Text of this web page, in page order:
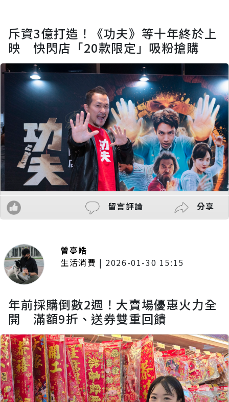
斥資3億打造！《功夫》等十年終於上
映 快閃店「20款限定」吸粉搶購
留言評論 分享
曾亭皓
生活消費 | 2026-01-30 15:15
年前採購倒數2週！大賣場優惠火力全
開 滿額9折、送券雙重回饋